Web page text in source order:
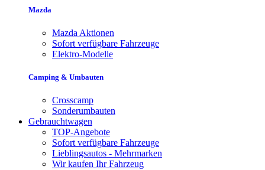
Mazda
Mazda Aktionen
Sofort verfügbare Fahrzeuge
Elektro-Modelle
Camping & Umbauten
Crosscamp
Sonderumbauten
Gebrauchtwagen
TOP-Angebote
Sofort verfügbare Fahrzeuge
Lieblingsautos - Mehrmarken
Wir kaufen Ihr Fahrzeug